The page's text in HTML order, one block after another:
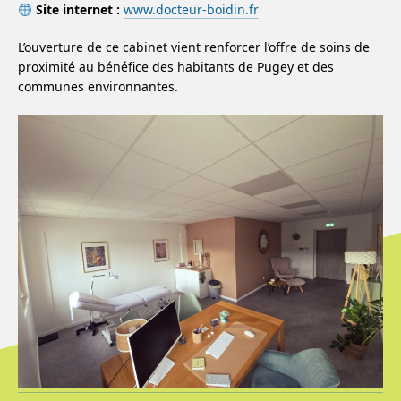
Site internet : www.docteur-boidin.fr
L’ouverture de ce cabinet vient renforcer l’offre de soins de
proximité au bénéfice des habitants de Pugey et des
communes environnantes.